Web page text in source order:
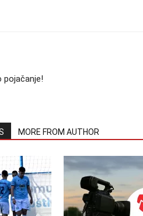
pojačanje!
MORE FROM AUTHOR